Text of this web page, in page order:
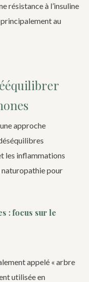
résistance à l’insuline
au
approche
les inflammations
naturopathie pour
: focus sur le
appelé « arbre
utilisée en